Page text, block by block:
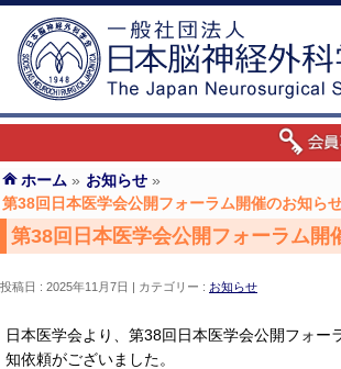
ホーム » お知らせ »
第38回日本医学会公開フォーラム開催のお知ら
第38回日本医学会公開フォーラム開
投稿日 : 2025年11月7日 カテゴリー : お知らせ
日本医学会より、第38回日本医学会公開フォー
知依頼がございました。